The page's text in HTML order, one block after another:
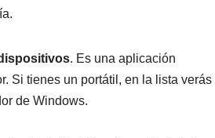
. Es una aplicación
Si tienes un portátil, en la lista verás
de Windows.